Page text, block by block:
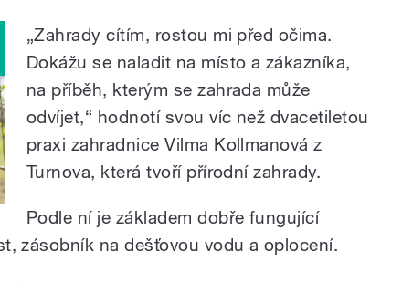
„Zahrady cítím, rostou mi před očima.
Dokážu se naladit na místo a zákazníka,
na příběh, kterým se zahrada může
odvíjet,“ hodnotí svou víc než dvacetiletou
praxi zahradnice Vilma Kollmanová z
Turnova, která tvoří přírodní zahrady.
Podle ní je základem dobře fungující
zásobník na dešťovou vodu a oplocení.